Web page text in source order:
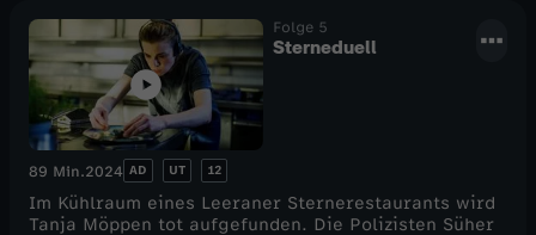
Folge 5
Sterneduell
89 Min.2024 AD UT 12
Im Kühlraum eines Leeraner Sternerestaurants wird
Tanja Möppen tot aufgefunden. Die Polizisten Süher